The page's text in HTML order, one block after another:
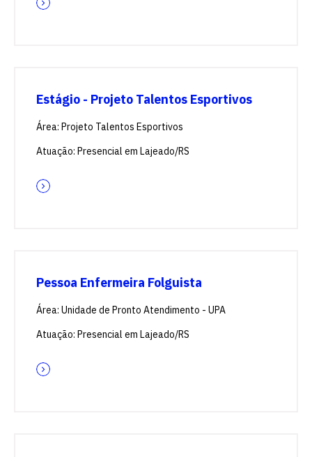
Estágio - Projeto Talentos Esportivos
Área: Projeto Talentos Esportivos
Atuação: Presencial em Lajeado/RS
Pessoa Enfermeira Folguista
Área: Unidade de Pronto Atendimento - UPA
Atuação: Presencial em Lajeado/RS